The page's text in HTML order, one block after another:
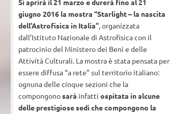
Si aprirà il 21 marzo e durerà fino al 21
giugno 2016 la mostra “Starlight – la nascita
dell’Astrofisica in Italia”, organizzata
dall’Istituto Nazionale di Astrofisica con il
patrocinio del Ministero dei Beni e delle
Attività Culturali. La mostra è stata pensata per
essere diffusa “a rete” sul territorio italiano:
ognuna delle cinque sezioni che la
compongonosarà infatti ospitata in alcune
delle prestigiose sedi che compongono la